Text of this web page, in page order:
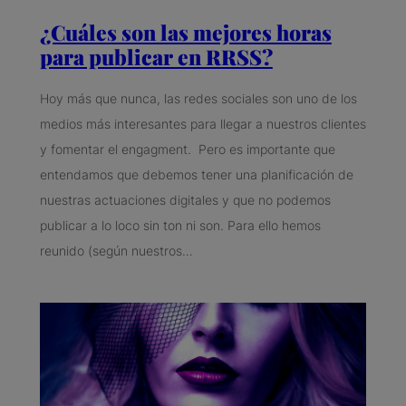
¿Cuáles son las mejores horas
para publicar en RRSS?
Hoy más que nunca, las redes sociales son uno de los
medios más interesantes para llegar a nuestros clientes
y fomentar el engagment. Pero es importante que
entendamos que debemos tener una planificación de
nuestras actuaciones digitales y que no podemos
publicar a lo loco sin ton ni son. Para ello hemos
reunido (según nuestros…